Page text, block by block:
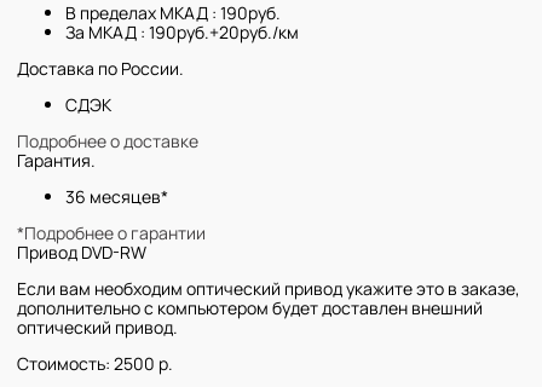
В пределах МКАД : 190руб.
За МКАД : 190руб.+20руб./км
Доставка по России.
СДЭК
Подробнее о доставке
Гарантия.
36 месяцев*
*Подробнее о гарантии
Привод DVD-RW
Если вам необходим оптический привод укажите это в заказе,
дополнительно с компьютером будет доставлен внешний
оптический привод.
Стоимость: 2500 р.